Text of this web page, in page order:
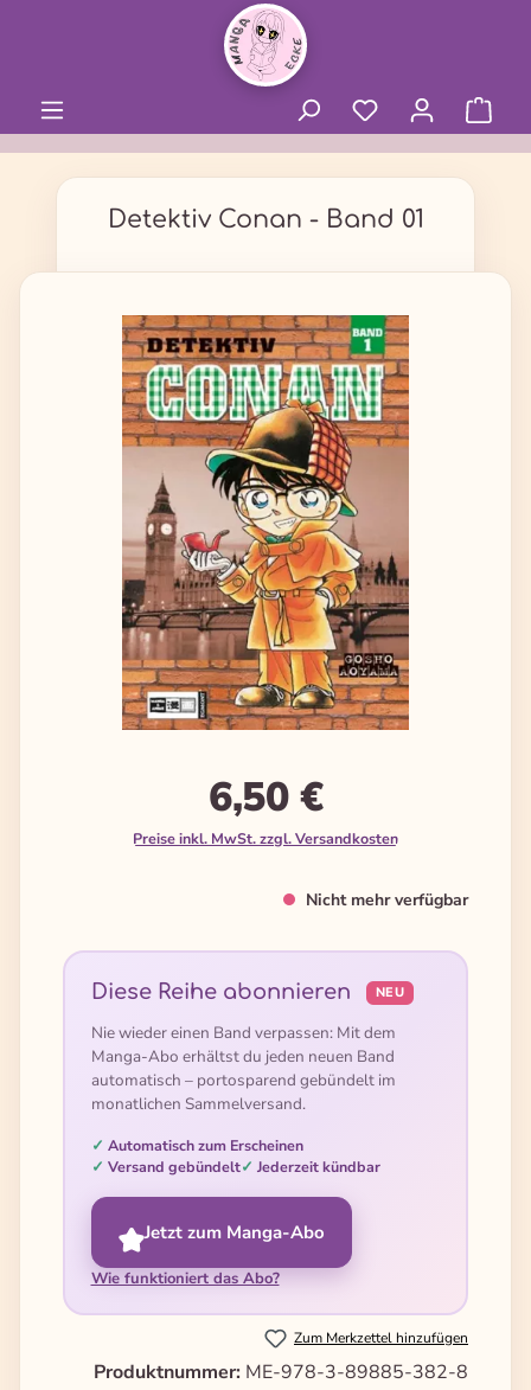
Detektiv Conan - Band 01
Bildergalerie überspringen
6,50 €
Preise inkl. MwSt. zzgl. Versandkosten
Nicht mehr verfügbar
Diese Reihe abonnieren NEU
Nie wieder einen Band verpassen: Mit dem
Manga-Abo erhältst du jeden neuen Band
automatisch – portosparend gebündelt im
monatlichen Sammelversand.
Automatisch zum Erscheinen
Versand gebündelt
Jederzeit kündbar
Jetzt zum Manga-Abo
Wie funktioniert das Abo?
Zum Merkzettel hinzufügen
Produktnummer: ME-978-3-89885-382-8